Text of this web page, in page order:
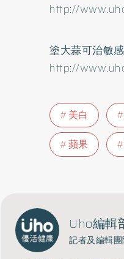
http://
塗大蒜可治敏
http://
美白
蘋果
Uho編輯
記者及編輯